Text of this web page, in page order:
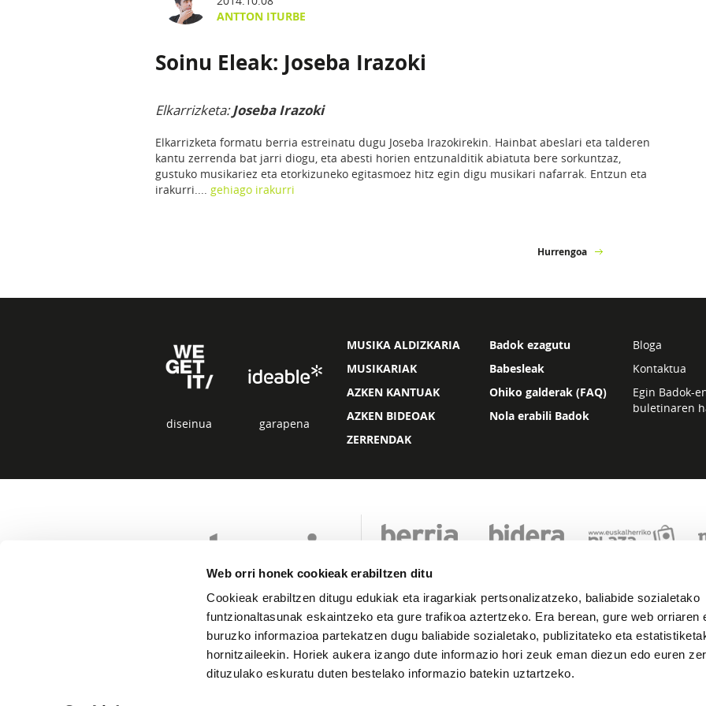
Web orri honek cookieak erabiltzen ditu
Cookieak erabiltzen ditugu edukiak eta iragarkiak pertsonalizatzeko, baliabide sozialetako
funtzionaltasunak eskaintzeko eta gure trafikoa aztertzeko. Era berean, gure web orriaren
buruzko informazioa partekatzen dugu baliabide sozialetako, publizitateko eta
hornitzaileekin. Horiek aukera izango dute informazio hori zeuk eman diezun edo euren
dituzulako eskuratu duten bestelako informazio batekin uztartzeko.
ANTTON ITURBE
Soinu Eleak: Joseba Irazoki
Elkarrizketa:Joseba Irazoki
Elkarrizketa formatu berria estreinatu dugu Joseba Irazokirekin. Hainbat abeslari eta talderen
kantu zerrenda bat jarri diogu, eta abesti horien entzunalditik abiatuta bere sorkuntzaz,
gustuko musikariez eta etorkizuneko egitasmoez hitz egin digu musikari nafarrak. Entzun eta
irakurri.... gehiago irakurri
Hurrengoa
diseinua garapena
MUSIKA ALDIZKARIA
MUSIKARIAK
AZKEN KANTUAK
AZKEN BIDEOAK
ZERRENDAK
Badok ezagutu
Babesleak
Ohiko galderak (FAQ)
Nola erabili Badok
Bloga
Kontaktua
Egin Badok-
buletinaren
Lege oharra Pribatutasuna Cookie politika